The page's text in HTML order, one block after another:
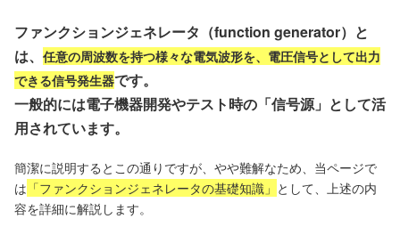
ファンクションジェネレータ（function generator）と
は、 任意の周波数を持つ様々な電気波形を、電圧信号として出力
できる信号発生器です。
一般的には電子機器開発やテスト時の「信号源」として活
用されています。
簡潔に説明するとこの通りですが、やや難解なため、当ページで
は 「ファンクションジェネレータの基礎知識」 として、上述の内
容を詳細に解説します。